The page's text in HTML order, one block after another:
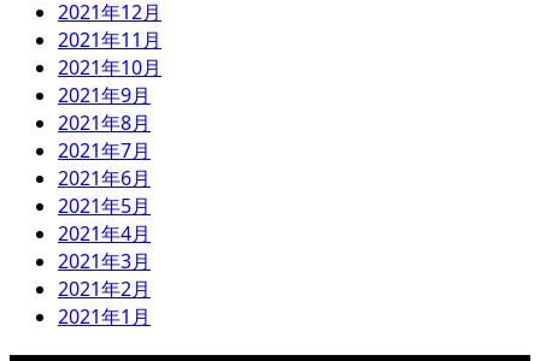
2021年12月
2021年11月
2021年10月
2021年9月
2021年8月
2021年7月
2021年6月
2021年5月
2021年4月
2021年3月
2021年2月
2021年1月